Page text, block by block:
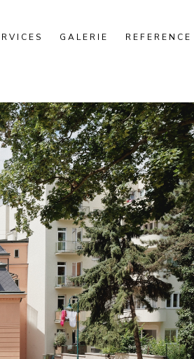
GALERIE REFERENCE